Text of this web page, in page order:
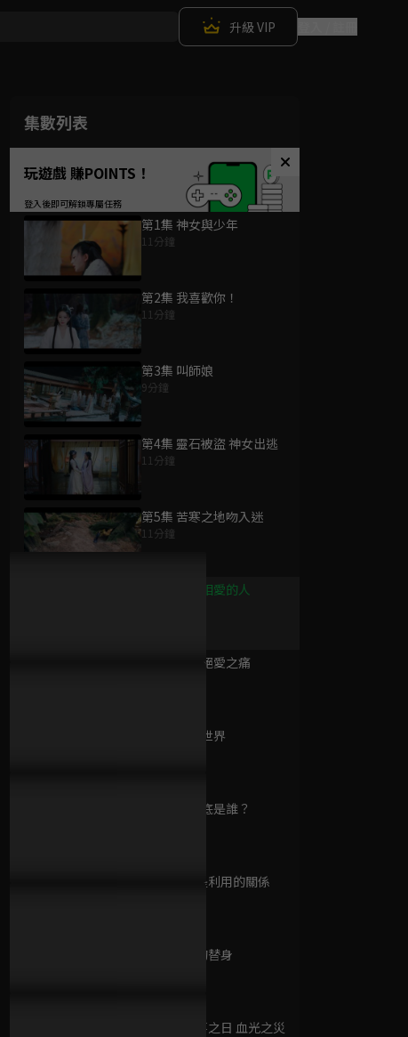
升級 VIP
集數列表
玩遊戲 賺POINTS！
第1集 神女與少年
11分鐘
第2集 我喜歡你！
11分鐘
第3集 叫師娘
9分鐘
第4集 靈石被盜 神女出逃
11分鐘
第5集 苦寒之地吻入迷
11分鐘
第6集 真心相愛的人
第7集 斷情絕愛之痛
第8集 魔族世界
第9集 你到底是誰？
第10集 只是利用的關係
第11集 她的替身
第12集 大喜之日 血光之災
想見你一刻都等不了！夫君偷
為您推薦
與君訣
已完結 / 共 24 集
掘密計畫
已完結 / 共 20 集